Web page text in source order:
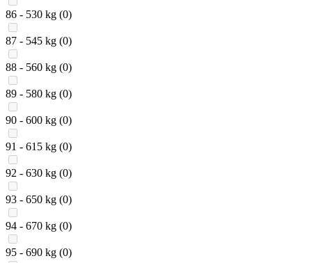
86 - 530 kg (0)
87 - 545 kg (0)
88 - 560 kg (0)
89 - 580 kg (0)
90 - 600 kg (0)
91 - 615 kg (0)
92 - 630 kg (0)
93 - 650 kg (0)
94 - 670 kg (0)
95 - 690 kg (0)